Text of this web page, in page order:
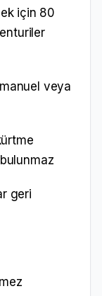
için 80
veya
geri